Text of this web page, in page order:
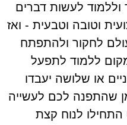
לעשות דברים
וטובה וטבעית - ואז
לחקור ולהתפתח
ללמוד לתפעל
או שלושה יעבדו
שהתפנה לכם לעשייה
לנוח קצת